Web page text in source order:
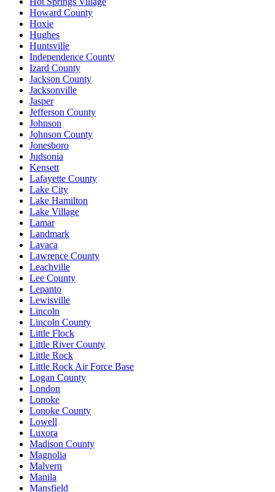
Howard County
Hoxie
Hughes
Huntsville
Independence County
Izard County
Jackson County
Jacksonville
Jasper
Jefferson County
Johnson
Johnson County
Jonesboro
Judsonia
Kensett
Lafayette County
Lake City
Lake Hamilton
Lake Village
Lamar
Landmark
Lavaca
Lawrence County
Leachville
Lee County
Lepanto
Lewisville
Lincoln
Lincoln County
Little Flock
Little River County
Little Rock
Little Rock Air Force Base
Logan County
London
Lonoke
Lonoke County
Lowell
Luxora
Madison County
Magnolia
Malvern
Manila
Mansfield